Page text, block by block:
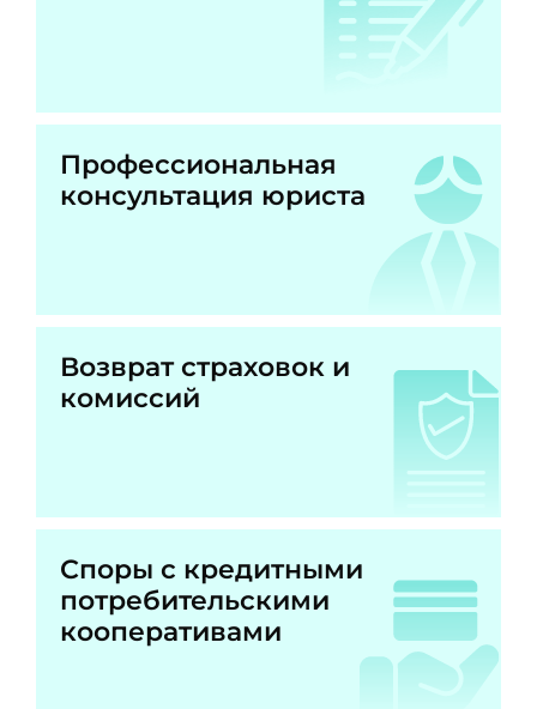
Профессиональная
консультация юриста
Возврат страховок и
комиссий
Споры с кредитными
потребительскими
кооперативами